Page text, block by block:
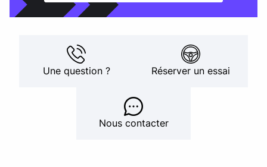
Une question ? Réserver un essai
Nous contacter